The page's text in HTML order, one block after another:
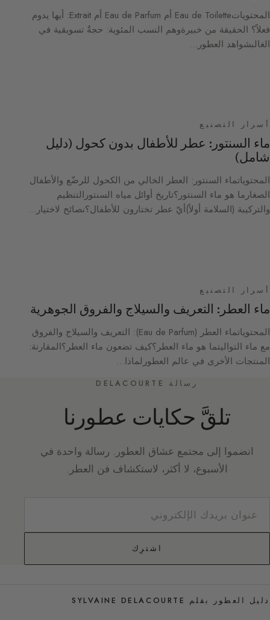
المحتوياتEau de Toilette أم Eau de Parfum أم Extrait: أيها يدوم
فعلاً؟ الحقيقة من خبيرةوهم النسب المئوية: حجةٌ تسويقية في
الغالبشواهد العطور…
أسرار التصنيع
ماء السنتور: عطر للأطفال بدون كحول (دليل
شامل)
المحتوياتماء السنتور: العطر الخالي من الكحول للرضّع والأطفال
الصغارما هو ماء السنتور؟تاريخ أوائل مياه السنتورالتنظيم
والتركيبة (السلامة أولاً)أيّ عطر تختارون للأطفال؟نصائح لاختيار…
أسرار التصنيع
ماء العطر: التعريف والسيلاج والفروق الجوهرية
المحتوياتماء العطر (Eau de Parfum): التعريف والسيلاج والفروق
مع ماء التواليتما هو ماء العطر؟كيف تضعون ماء العطر؟المقارنة:
المنتجات الأخرى في عالم العطورلماذا…
رسالة DELACOURTE
تلقَّ حكايات عطورنا
انضموا إلى مجتمع عشاق العطور. رسالة واحدة في
الأسبوع، لا أكثر، لاستكشاف فن العطر.
اشترِك
دليل العطور بقلم SYLVAINE DELACOURTE